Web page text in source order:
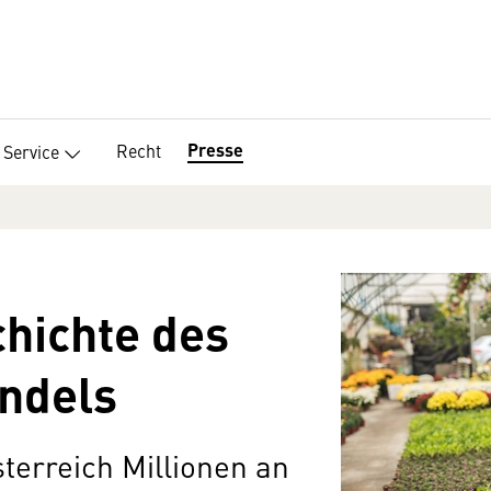
Service Recht Presse
des
Millionen an